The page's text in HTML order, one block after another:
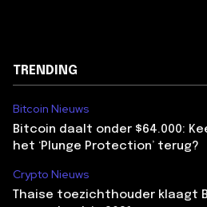
TRENDING
Bitcoin Nieuws
Bitcoin daalt onder $64.000:
het ‘Plunge Protection’ terug?
Crypto Nieuws
Thaise toezichthouder klaagt